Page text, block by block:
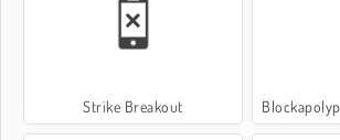
Strike Breakout